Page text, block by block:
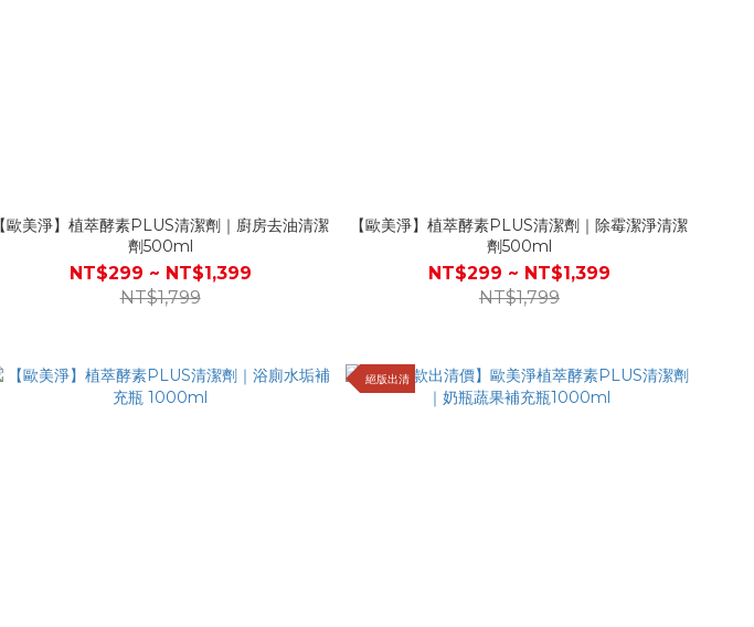
【歐美淨】植萃酵素PLUS清潔劑｜廚房去油清潔
劑500ml
NT$299 ~ NT$1,399
NT$1,799
【歐美淨】植萃酵素PLUS清潔劑｜除霉潔淨清潔
劑500ml
NT$299 ~ NT$1,399
NT$1,799
絕版出清